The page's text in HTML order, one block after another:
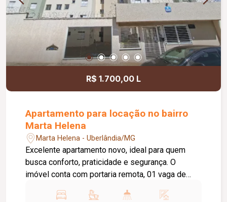
R$ 1.700,00 L
Apartamento para locação no bairro
Marta Helena
Marta Helena - Uberlândia/MG
Excelente apartamento novo, ideal para quem
busca conforto, praticidade e segurança. O
imóvel conta com portaria remota, 01 vaga de
02 ambientes, cozinha estilo americana planejada